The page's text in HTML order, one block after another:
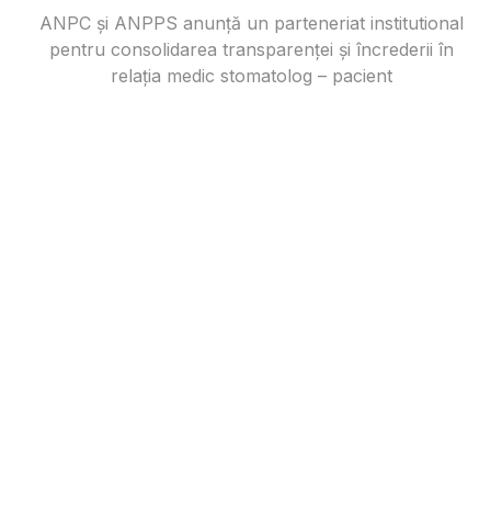
ANPC și ANPPS anunță un parteneriat institutional
pentru consolidarea transparenței și încrederii în
relația medic stomatolog – pacient